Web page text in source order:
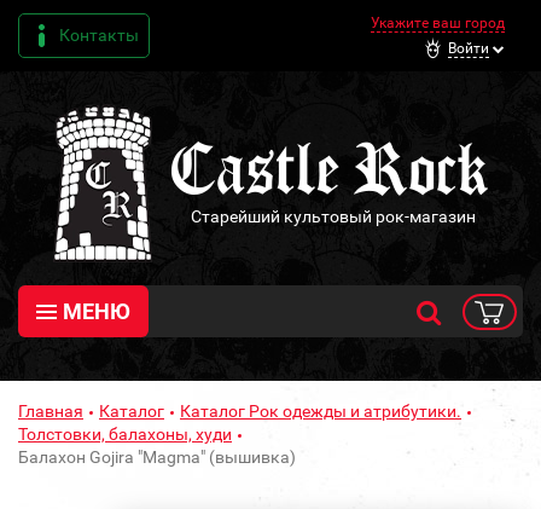
Контакты
Укажите ваш город
Войти
Старейший культовый рок-магазин
МЕНЮ
Главная Каталог
Каталог Рок одежды и атрибутики.
Толстовки, балахоны, худи
Балахон Gojira "Magma" (вышивка)